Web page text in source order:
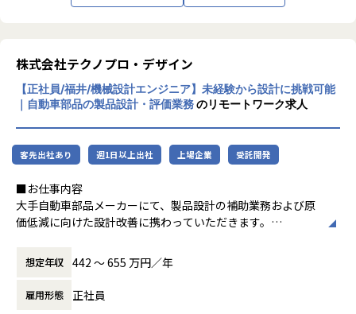
・ ITORN・単体テストツールを活用した各種テスト支援
大手電子機器メーカーより受託したFA機器（主にセンサ類）
の組込制御開発プロジェクトにて、メンバーを増員します。
工場内センサネットワークの表示機能や製造現場データの可
会社の定める業務
程プロジェクトの増加といった世の中で技術
者集団として価値提供を行うために、エンジ
ニアが生涯活躍できる環境を考え事業運営を
行っています。
株式会社テクノプロ・デザイン
【正社員/福井/機械設計エンジニア】未経験から設計に挑戦可能
｜自動車部品の製品設計・評価業務のリモートワーク求人
客先出社あり 週1日以上出社 上場企業 受託開発
■お仕事内容
大手自動車部品メーカーにて、製品設計の補助業務および原
価低減に向けた設計改善に携わっていただきます。
【業務内容】
T/C（トルクコンバーター）やクラッチパックなどの製品設
計・評価、および原価低減に向けた改善検討を担っていただ
きます。
想定年収 442 〜 655 万円／年
雇用形態 正社員